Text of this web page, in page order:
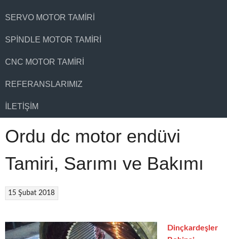
SERVO MOTOR TAMIRI
SPINDLE MOTOR TAMIRI
CNC MOTOR TAMIRI
REFERANSLARIMIZ
İLETIŞIM
Ordu dc motor endüvi
Tamiri, Sarımı ve Bakımı
15 Şubat 2018
Dinçkardeşler